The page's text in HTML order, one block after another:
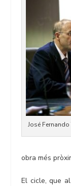
José
obra més
El cicle, que